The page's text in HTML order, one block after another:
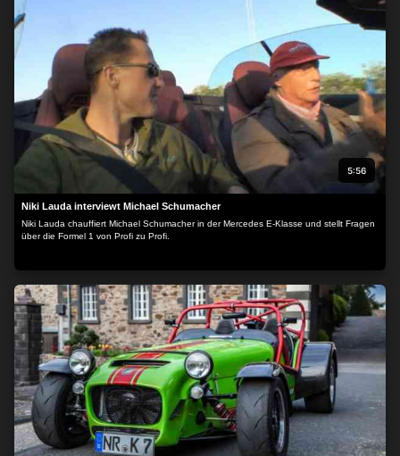
5:56
Niki Lauda interviewt Michael Schumacher
Niki Lauda chauffiert Michael Schumacher in der Mercedes E-Klasse und stellt Fragen
über die Formel 1 von Profi zu Profi.